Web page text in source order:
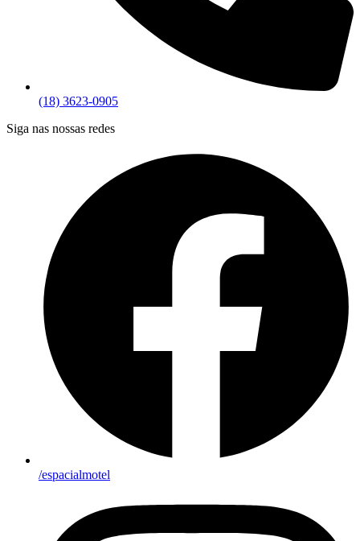
(18) 3623-0905
Siga nas nossas redes
/espacialmotel